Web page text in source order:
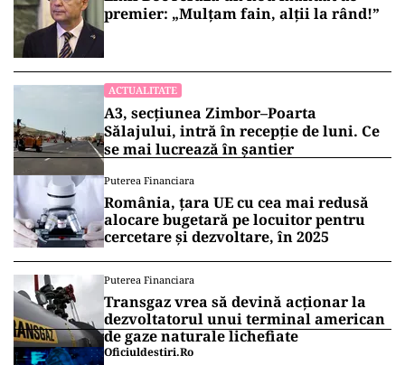
premier: „Mulțam fain, alții la rând!”
ACTUALITATE
A3, secțiunea Zimbor–Poarta
Sălajului, intră în recepție de luni. Ce
se mai lucrează în șantier
Puterea Financiara
România, țara UE cu cea mai redusă
alocare bugetară pe locuitor pentru
cercetare și dezvoltare, în 2025
Puterea Financiara
Transgaz vrea să devină acționar la
dezvoltatorul unui terminal american
de gaze naturale lichefiate
Oficiuldestiri.ro